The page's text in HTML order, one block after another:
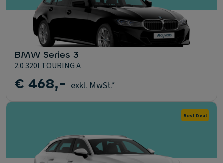
BMW Series 3
2.0 320I TOURING A
€ 468,- exkl. MwSt.*
Best Deal